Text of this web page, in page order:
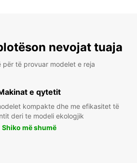
nevojat tuaja
për të provuar modelet e reja
e qytetit
kompakte dhe me efikasitet të
deri te modeli ekologjik
Shiko më shumë